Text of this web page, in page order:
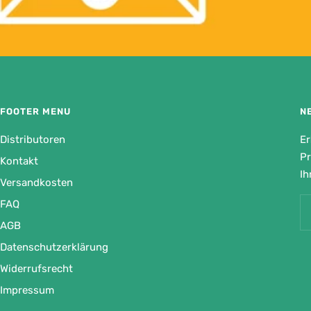
FOOTER MENU
Distributoren
Kontakt
Versandkosten
FAQ
AGB
Datenschutzerklärung
Widerrufsrecht
Impressum